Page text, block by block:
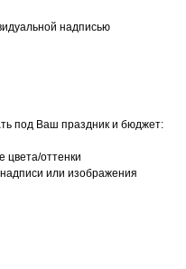
надписью
под Ваш праздник и бюджет:
цвета/оттенки
или изображения